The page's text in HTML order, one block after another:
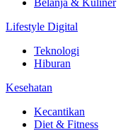
Belanja & Kuliner
Lifestyle Digital
Teknologi
Hiburan
Kesehatan
Kecantikan
Diet & Fitness